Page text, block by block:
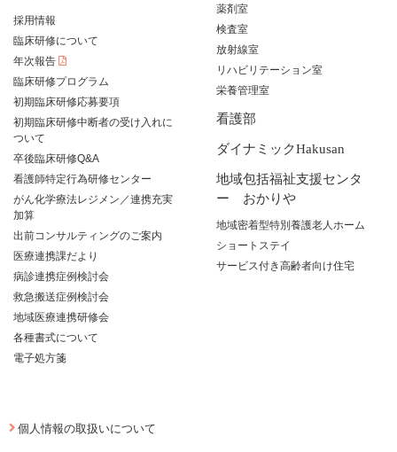
採用情報
臨床研修について
年次報告
臨床研修プログラム
初期臨床研修応募要項
初期臨床研修中断者の受け入れに
ついて
卒後臨床研修Q&A
看護師特定行為研修センター
がん化学療法レジメン／連携充実
加算
出前コンサルティングのご案内
医療連携課だより
病診連携症例検討会
救急搬送症例検討会
地域医療連携研修会
各種書式について
電子処方箋
薬剤室
検査室
放射線室
リハビリテーション室
栄養管理室
看護部
ダイナミックHakusan
地域包括福祉支援センタ
ー おかりや
地域密着型特別養護老人ホーム
ショートステイ
サービス付き高齢者向け住宅
個人情報の取扱いについて